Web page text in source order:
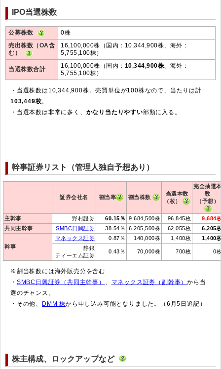
IPO当選株数
公募株数
0株
売出株数（OA含
む）
16,100,000株（国内：10,344,900株、海外：
5,755,100株）
当選株数合計 16,100,000株（国内： 10,344,900株、海外：
5,755,100株）
・当選株数は10,344,900株。売買単位が100株なので、当たりは計
103,449枚。
・当選本数は非常に多く、 かなり当たりやすい部類に入る。
幹事証券リスト（管理人独自予想あり）
証券会社名 割当率 割当株数
当選本数
（枚）
完全抽選
数
（予想）
主幹事 野村證券 60.15％ 9,684,500株 96,845枚
9,684
共同主幹事
SMBC日興証券 38.54％ 6,205,500株 62,055枚 6,205
幹事
マネックス証券 0.87％ 140,000株 1,400枚
1,400
静銀
ティーエム証券
0.43％ 70,000株 700枚 0
※割当株数には海外販売分を含む
・ SMBC日興証券（共同主幹事） 、 マネックス証券（副幹事）から当
選のチャンス。
・その他、
DMM 株から申し込み可能となりました。（6月5日追記）
株主構成、ロックアップなど